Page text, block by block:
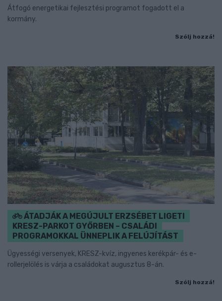
Átfogó energetikai fejlesztési programot fogadott el a
kormány.
Szólj hozzá!
ÁTADJÁK A MEGÚJULT ERZSÉBET LIGETI
KRESZ-PARKOT GYŐRBEN – CSALÁDI
PROGRAMOKKAL ÜNNEPLIK A FELÚJÍTÁST
Ügyességi versenyek, KRESZ-kvíz, ingyenes kerékpár- és e-
rollerjelölés is várja a családokat augusztus 8-án.
Szólj hozzá!